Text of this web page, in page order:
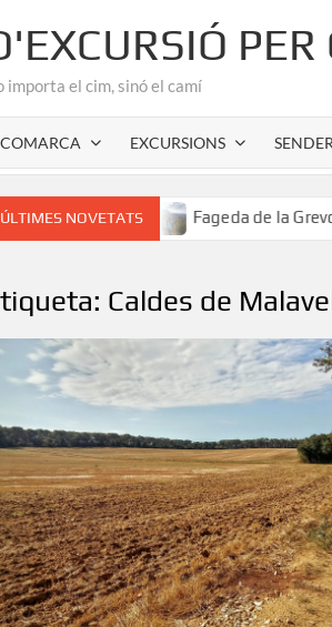
importa el cim, sinó el camí
COMARCA EXCURSIONS
ÚLTIMES NOVETATSFageda de la Grevolosa: El
Caldes de